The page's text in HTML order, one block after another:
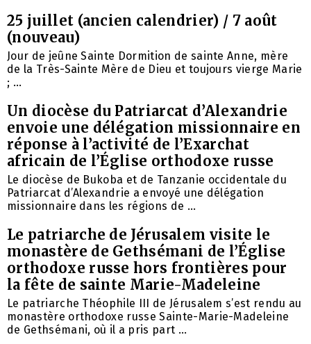
25 juillet (ancien calendrier) / 7 août
(nouveau)
Jour de jeûne Sainte Dormition de sainte Anne, mère
de la Très-Sainte Mère de Dieu et toujours vierge Marie
; ...
Un diocèse du Patriarcat d’Alexandrie
envoie une délégation missionnaire en
réponse à l’activité de l’Exarchat
africain de l’Église orthodoxe russe
Le diocèse de Bukoba et de Tanzanie occidentale du
Patriarcat d’Alexandrie a envoyé une délégation
missionnaire dans les régions de ...
Le patriarche de Jérusalem visite le
monastère de Gethsémani de l’Église
orthodoxe russe hors frontières pour
la fête de sainte Marie-Madeleine
Le patriarche Théophile III de Jérusalem s’est rendu au
monastère orthodoxe russe Sainte-Marie-Madeleine
de Gethsémani, où il a pris part ...